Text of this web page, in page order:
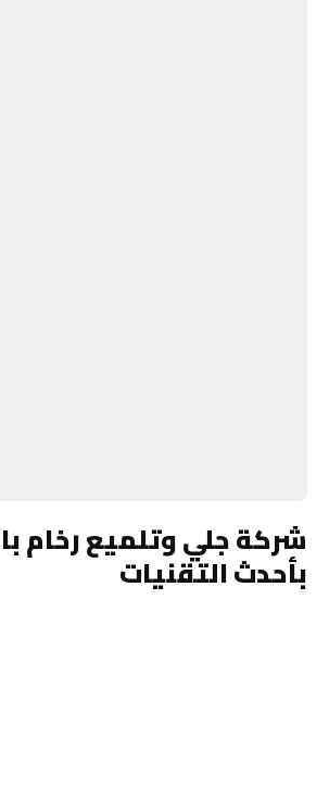
شركة جلي وتلميع رخام
بأحدث التقنيات